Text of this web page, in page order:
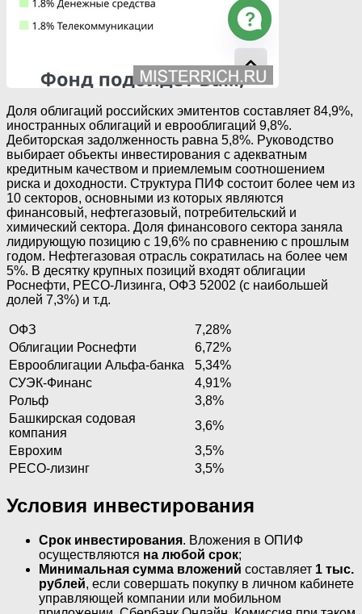
Доля облигаций российских эмитентов составляет 84,9%,
иностранных облигаций и еврооблигаций 9,8%.
Дебиторская задолженность равна 5,8%. Руководство
выбирает объекты инвестирования с адекватным
кредитным качеством и приемлемым соотношением
риска и доходности. Структура ПИФ состоит более чем из
10 секторов, основными из которых являются
финансовый, нефтегазовый, потребительский и
химический сектора. Доля финансового сектора заняла
лидирующую позицию с 19,6% по сравнению с прошлым
годом. Нефтегазовая отрасль сократилась на более чем
5%. В десятку крупных позиций входят облигации
Роснефти, РЕСО-Лизинга, ОФЗ 52002 (с наибольшей
долей 7,3%) и т.д.
ОФЗ
7,28%
Облигации Роснефти
6,72%
Еврооблигации Альфа-банка
5,34%
СУЭК-Финанс
4,91%
Рольф
3,8%
Башкирская содовая
компания
3,6%
Еврохим
3,5%
РЕСО-лизинг
3,5%
Условия инвестирования
Срок инвестирования. Вложения в ОПИФ
осуществляются на любой срок;
Минимальная сумма вложений составляет 1 тыс.
рублей, если совершать покупку в личном кабинете
управляющей компании или мобильном